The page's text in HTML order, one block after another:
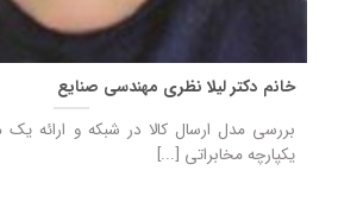
خانم دکتر لیلا نظری مهندسی صنایع
بررسی مدل ارسال کالا در شبکه و ارائه
یکپارچه مخابراتی [...]